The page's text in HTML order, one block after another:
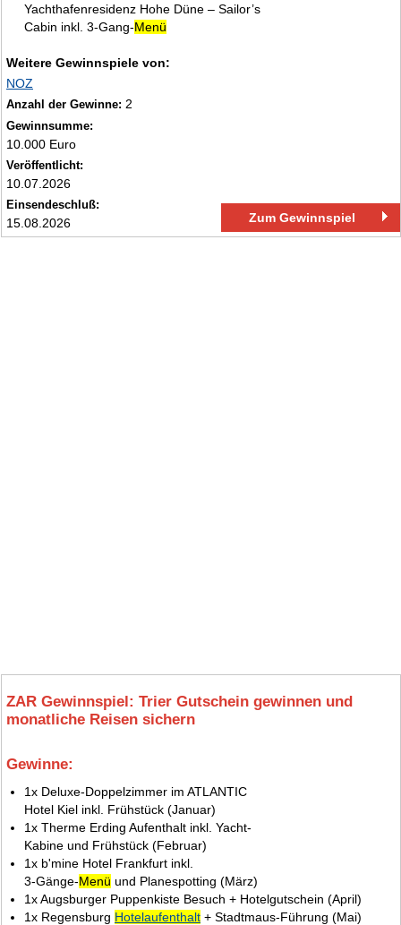
Yachthafenresidenz Hohe Düne – Sailor’s
Cabin inkl. 3‑Gang‑Menü
Weitere Gewinnspiele von:
NOZ
Anzahl der Gewinne: 2
Gewinnsumme:
10.000 Euro
Veröffentlicht:
10.07.2026
Einsendeschluß:
15.08.2026 Zum Gewinnspiel
ZAR Gewinnspiel: Trier Gutschein gewinnen und
monatliche Reisen sichern
Gewinne:
1x Deluxe-Doppelzimmer im ATLANTIC
Hotel Kiel inkl. Frühstück (Januar)
1x Therme Erding Aufenthalt inkl. Yacht-
Kabine und Frühstück (Februar)
1x b'mine Hotel Frankfurt inkl.
3‑Gänge‑Menü und Planespotting (März)
1x Augsburger Puppenkiste Besuch + Hotelgutschein (April)
1x Regensburg Hotelaufenthalt + Stadtmaus‑Führung (Mai)